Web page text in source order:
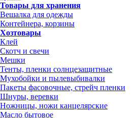
Товары для хранения
Вешалка для одежды
Контейнера, корзины
Хозтовары
Клей
Скотч и свечи
Мешки
Тенты, пленки солнцезащитные
Мухобойки и пылевыбивалки
Пакеты фасовочные, стрейч пленки
Шнуры, веревки
Ножницы, ножи канцелярские
Масло бытовое